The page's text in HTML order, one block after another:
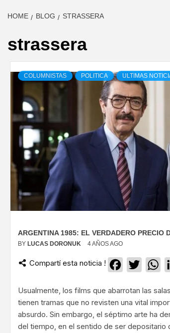
HOME BLOG STRASSERA
strassera
COLUMNISTAS POLITICA ULTIMAS
ARGENTINA 1985: EL VERDADERO PRECIO
BY LUCAS DORONUK 4 AÑOS AGO
Compartí esta noticia ! Facebook
Twitter
Usualmente, los films que abarrotan las
tienen tramas que no revisten una vital
absurdo. Sin embargo, el séptimo arte ha
del tiempo, en el sentido de ser depositario